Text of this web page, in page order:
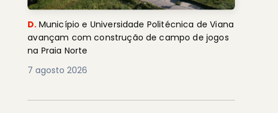
D. Município e Universidade Politécnica de Viana
avançam com construção de campo de jogos
na Praia Norte
7 agosto 2026